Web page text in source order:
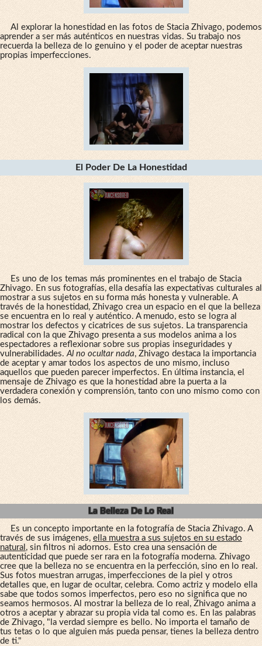
Al explorar la honestidad en las fotos de Stacia Zhivago, podemos
aprender a ser más auténticos en nuestras vidas. Su trabajo nos
recuerda la belleza de lo genuino y el poder de aceptar nuestras
propias imperfecciones.
El Poder De La Honestidad
Es uno de los temas más prominentes en el trabajo de Stacia
Zhivago. En sus fotografías, ella desafía las expectativas culturales al
mostrar a sus sujetos en su forma más honesta y vulnerable. A
través de la honestidad, Zhivago crea un espacio en el que la belleza
se encuentra en lo real y auténtico. A menudo, esto se logra al
mostrar los defectos y cicatrices de sus sujetos. La transparencia
radical con la que Zhivago presenta a sus modelos anima a los
espectadores a reflexionar sobre sus propias inseguridades y
vulnerabilidades. Al no ocultar nada, Zhivago destaca la importancia
de aceptar y amar todos los aspectos de uno mismo, incluso
aquellos que pueden parecer imperfectos. En última instancia, el
mensaje de Zhivago es que la honestidad abre la puerta a la
verdadera conexión y comprensión, tanto con uno mismo como con
los demás.
La Belleza De Lo Real
Es un concepto importante en la fotografía de Stacia Zhivago. A
través de sus imágenes, ella muestra a sus sujetos en su estado
natural , sin filtros ni adornos. Esto crea una sensación de
autenticidad que puede ser rara en la fotografía moderna. Zhivago
cree que la belleza no se encuentra en la perfección, sino en lo real.
Sus fotos muestran arrugas, imperfecciones de la piel y otros
detalles que, en lugar de ocultar, celebra. Como actriz y modelo ella
sabe que todos somos imperfectos, pero eso no significa que no
seamos hermosos. Al mostrar la belleza de lo real, Zhivago anima a
otros a aceptar y abrazar su propia vida tal como es. En las palabras
de Zhivago, "la verdad siempre es bello. No importa el tamaño de
tus tetas o lo que alguien más pueda pensar, tienes la belleza dentro
de ti."